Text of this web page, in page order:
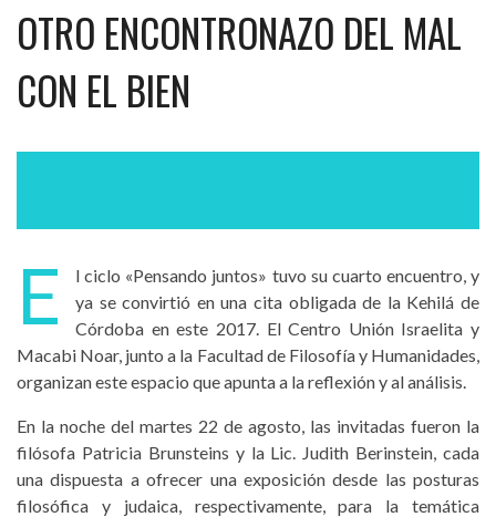
OTRO ENCONTRONAZO DEL MAL
CON EL BIEN
E
l ciclo «Pensando juntos» tuvo su cuarto encuentro, y
ya se convirtió en una cita obligada de la Kehilá de
Córdoba en este 2017. El Centro Unión Israelita y
Macabi Noar, junto a la Facultad de Filosofía y Humanidades,
organizan este espacio que apunta a la reflexión y al análisis.
En la noche del martes 22 de agosto, las invitadas fueron la
filósofa Patricia Brunsteins y la Lic. Judith Berinstein, cada
una dispuesta a ofrecer una exposición desde las posturas
filosófica y judaica, respectivamente, para la temática